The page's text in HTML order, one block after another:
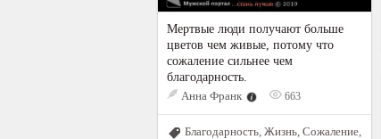
Мертвые люди получают больше
цветов чем живые, потому что
сожаление сильнее чем
благодарность.
Анна Франк
663
Благодарность, Жизнь, Сожаление,